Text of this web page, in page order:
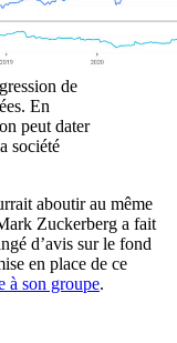
de
En
peut dater
société
aboutir au même
Zuckerberg a fait
d’avis sur le fond
en place de ce
à son groupe.